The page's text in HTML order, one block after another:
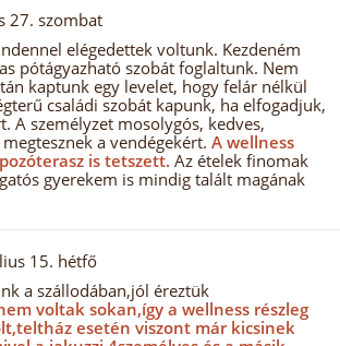
27. szombat
elégedettek voltunk. Kezdeném
pótágyazható szobát foglaltunk. Nem
kaptunk egy levelet, hogy felár nélkül
családi szobát kapunk, ha elfogadjuk,
A személyzet mosolygós, kedves,
a vendégekért. A wellness
is tetszett. Az ételek finomak
gyerekem is mindig talált magának
15. hétfő
a szállodában,jól éreztük
voltak sokan,így a wellness részleg
esetén viszont már kicsinek